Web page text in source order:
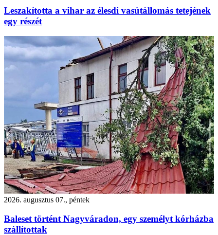
Leszakította a vihar az élesdi vasútállomás tetejének
egy részét
2026. augusztus 07., péntek
Baleset történt Nagyváradon, egy személyt kórházba
szállítottak